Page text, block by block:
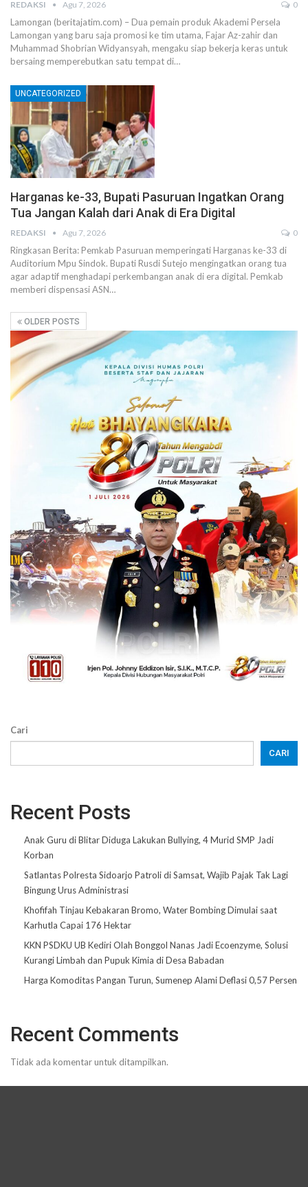
REDAKSI Agu 7, 2026 0
Lamongan (beritajatim.com) – Dua pemain produk Akademi Persela
Lamongan yang baru saja promosi ke tim utama, Fajar Az-zahir dan
Muhammad Shobrian Widyansyah, mengaku siap bekerja keras untuk
bersaing memperebutkan satu tempat di…
UNCATEGORIZED
Harganas ke-33, Bupati Pasuruan Ingatkan Orang
Tua Jangan Kalah dari Anak di Era Digital
REDAKSI Agu 7, 2026 0
Ringkasan Berita: Pemkab Pasuruan memperingati Harganas ke-33 di
Auditorium Mpu Sindok. Bupati Rusdi Sutejo mengingatkan orang tua
agar adaptif menghadapi perkembangan anak di era digital. Pemkab
memberi dispensasi ASN…
OLDER POSTS
Cari
CARI
Recent Posts
Anak Guru di Blitar Diduga Lakukan Bullying, 4 Murid SMP Jadi
Korban
Satlantas Polresta Sidoarjo Patroli di Samsat, Wajib Pajak Tak Lagi
Bingung Urus Administrasi
Khofifah Tinjau Kebakaran Bromo, Water Bombing Dimulai saat
Karhutla Capai 176 Hektar
KKN PSDKU UB Kediri Olah Bonggol Nanas Jadi Ecoenzyme, Solusi
Kurangi Limbah dan Pupuk Kimia di Desa Babadan
Harga Komoditas Pangan Turun, Sumenep Alami Deflasi 0,57 Persen
Recent Comments
Tidak ada komentar untuk ditampilkan.